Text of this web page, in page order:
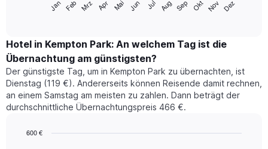
folgende
den
durchschnittlichen
Zimmerpreis
im
jeweiligen
Monat
an.
Diagramm
Jan Feb Mrz Apr Mai Jun Jul Aug Sep Okt Nov Dez
Hotel in Kempton Park: An welchem Tag ist die
Übernachtung am günstigsten?
Der günstigste Tag, um in Kempton Park zu übernachten, ist
Dienstag (119 €). Andererseits können Reisende damit rechnen,
an einem Samstag am meisten zu zahlen. Dann beträgt der
durchschnittliche Übernachtungspreis 466 €.
600 €